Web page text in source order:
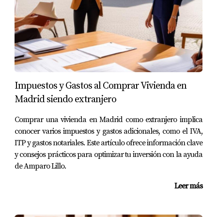
fotografías atractivas. Además, considera compartir tu
anuncio en redes sociales o incluso crear un sitio web
dedicado a la venta de tu propiedad.
CASOS PRÁCTICOS
Para ilustrar cómo estas estrategias pueden marcar la
diferencia, aquí tienes tres casos prácticos:
Caso 1: La casa sobrevalorada
Imagina a Marta, quien decidió vender su casa en
Madrid por un precio considerablemente superior al
valor del mercado. Después de meses sin recibir ofertas,
menos de un mes, recibió varias propuestas y finalmente
Impuestos y Gastos al Comprar Vivienda en
Madrid siendo extranjero
Comprar una vivienda en Madrid como extranjero implica
conocer varios impuestos y gastos adicionales, como el IVA,
ITP y gastos notariales. Este artículo ofrece información clave
y consejos prácticos para optimizar tu inversión con la ayuda
de Amparo Lillo.
Leer más